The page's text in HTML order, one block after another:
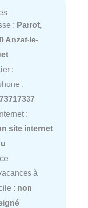
: Parrot,
Anzat-le-
:
:
:
site internet
à
: non